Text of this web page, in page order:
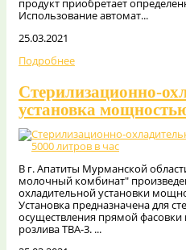
продукт приобретает
Использование автомат...
25.03.2021
Подробнее
Стерилизационно-
установка
В г. Апатиты Мурманской
молочный комбинат"
охладительной установки
Установка предназначена для
осуществления прямой фасовки
розлива ТВА-3. ...